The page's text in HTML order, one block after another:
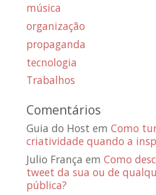
música
organização
propaganda
tecnologia
Trabalhos
Comentários
Guia do Host em Como
criatividade quando a
Julio França em Como
tweet da sua ou de
pública?